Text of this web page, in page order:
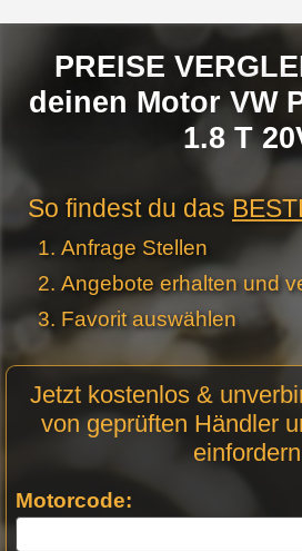
PREISE
deinen Motor VW
1.8 T
So findest du das
Anfrage Stellen
Angebote erhalten und
Favorit auswählen
Anfrage
Stellen -
Jetzt kostenlos &
von geprüften Händler
Motorcode: